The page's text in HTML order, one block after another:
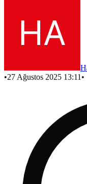
•27 Ağustos 2025 13:11 •